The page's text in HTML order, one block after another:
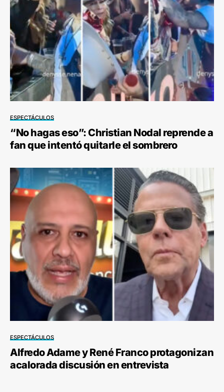
ESPECTÁCULOS
“No hagas eso”: Christian Nodal reprende a
fan que intentó quitarle el sombrero
ESPECTÁCULOS
Alfredo Adame y René Franco protagonizan
acalorada discusión en entrevista